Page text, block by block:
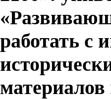
работать с
материалов